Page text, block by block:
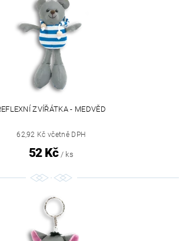
ZVÍŘÁTKA - MEDVĚD
62,92 Kč včetně DPH
52 Kč / ks